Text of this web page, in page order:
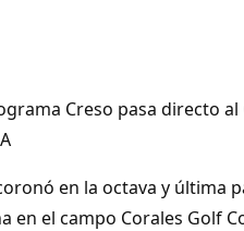
Creso pasa directo al
en la octava y última
en el campo Corales Golf